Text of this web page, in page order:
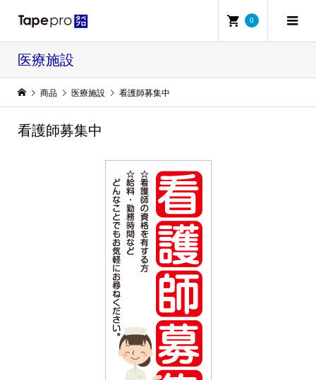
0
医療施設
商品 医療施設 看護師募集中
看護師募集中